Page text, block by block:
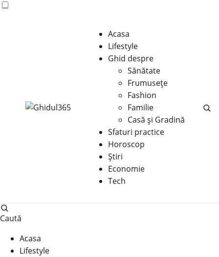
Acasa
Lifestyle
Ghid despre
Sănătate
Frumusețe
Fashion
Familie
Casă şi Gradină
Sfaturi practice
Horoscop
Știri
Economie
Tech
Caută
Acasa
Lifestyle